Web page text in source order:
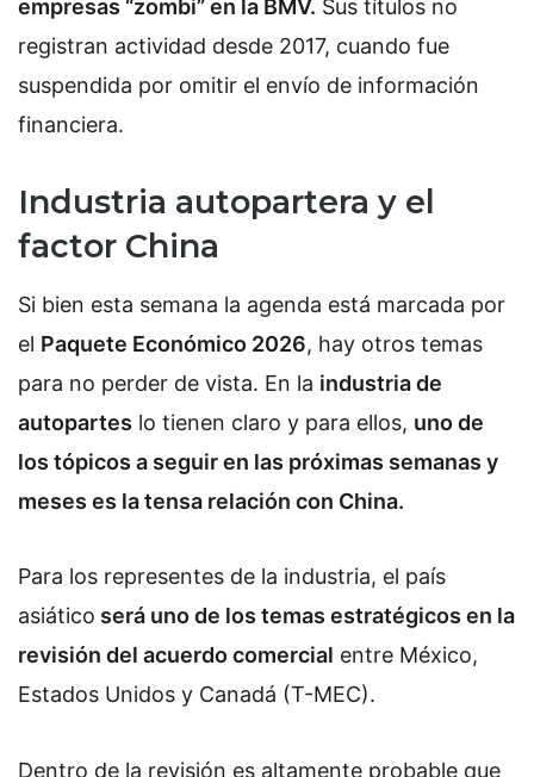
empresas “zombi” en la BMV. Sus títulos no
registran actividad desde 2017, cuando fue
suspendida por omitir el envío de información
financiera.
Industria autopartera y el
factor China
Si bien esta semana la agenda está marcada por
el Paquete Económico 2026, hay otros temas
para no perder de vista. En la industria de
autopartes lo tienen claro y para ellos, uno de
los tópicos a seguir en las próximas semanas y
meses es la tensa relación con China.
Para los representes de la industria, el país
asiático será uno de los temas estratégicos en la
revisión del acuerdo comercial entre México,
Estados Unidos y Canadá (T-MEC).
Dentro de la revisión es altamente probable que